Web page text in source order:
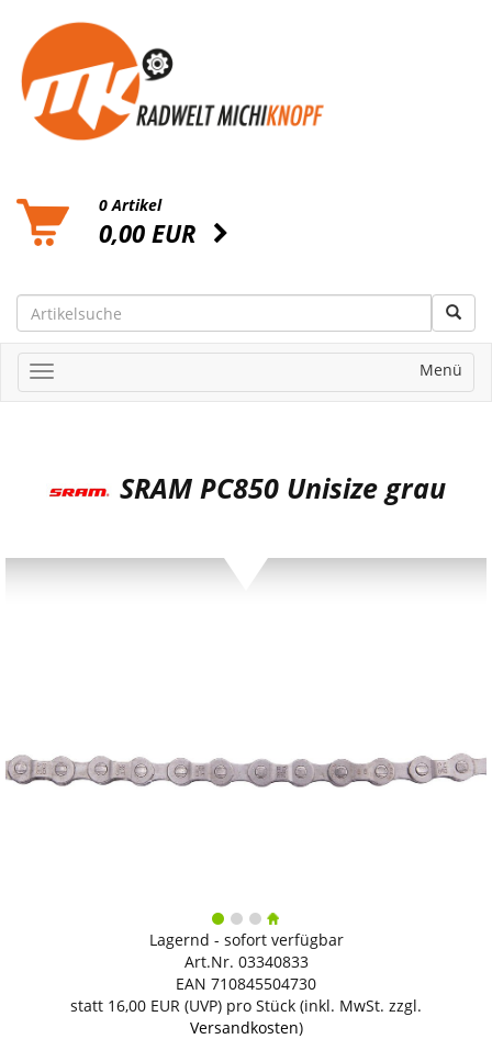
0 Artikel
0,00 EUR
Menü
SRAM PC850 Unisize grau
Lagernd - sofort verfügbar
Art.Nr. 03340833
EAN 710845504730
statt 16,00 EUR (UVP) pro Stück (inkl. MwSt. zzgl.
Versandkosten)